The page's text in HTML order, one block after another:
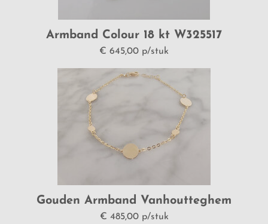
Armband Colour 18 kt W325517
€ 645,00 p/stuk
Gouden Armband Vanhoutteghem
w325516
€ 485,00 p/stuk